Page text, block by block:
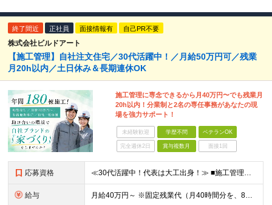
終了間近 正社員 面接情報有 自己PR不要
株式会社ビルドアート
【施工管理】自社注文住宅／30代活躍中！／月給50万円可／残業
月20h以内／土日休み＆長期連休OK
施工管理に専念できるから月40万円〜でも残業月
20h以内！分業制と2名の専任事務があなたの現
場を強力サポート！
未経験歓迎 学歴不問 ベテランOK
完全週休2日 賞与複数月 面接1回
応募資格 ≪30代活躍中！代表は大工出身！≫ ■施工管理の実務経験がある方／木造施工管理経験者歓迎◎ ★S造・RC造（マンションや店舗）の経験のみでもOK！木造のノウハウは入社後にしっかり教えます！ ■学歴不問
給与 月給40万円～ ※固定残業代（月40時間分を、8万3000円～）を含む。上記を超える時間外労働分は追加で支給します ※試用期間6ヶ月（期間中の待遇・条件は変わりません） ★年間180棟の安定した